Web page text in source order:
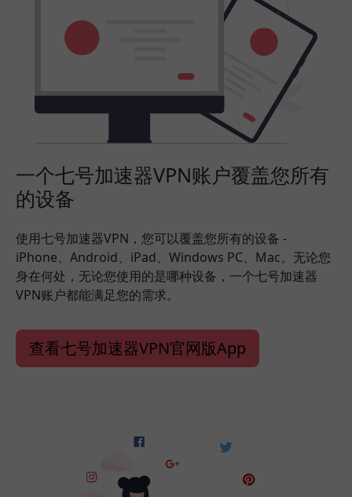
一个七号加速器VPN账户覆盖您所有
的设备
使用七号加速器VPN，您可以覆盖您所有的设备 -
iPhone、Android、iPad、Windows PC、Mac。无论您
身在何处，无论您使用的是哪种设备，一个七号加速器
VPN账户都能满足您的需求。
查看七号加速器VPN官网版App